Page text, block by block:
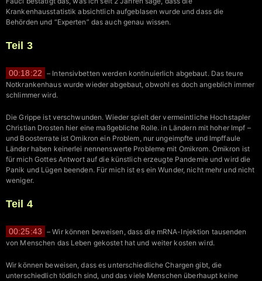
Krankenhausstatistik absichtlich aufgeblasen wurde und dass die
Behörden und “Experten” das auch genau wissen.
Teil 3
00:18:22 – Intensivbetten werden kontinuierlich abgebaut. Das teure
Notkrankenhaus wurde wieder abgebaut, obwohl es doch angeblich immer
schlimmer wird.
Die Grippe ist verschwunden. Wieder spielt der vermeintliche Hochstapler
Christian Drosten hier eine maßgebliche Rolle. in Ländern mit hoher Impf –
und Boosterrate ist Omikron ein Problem, nur ungeimpfte und Impffaule
Länder haben keinerlei nennenswerte Probleme mit Omikrom. Omikron ist
für mich Gottes Antwort auf die künstlich erzeugte Pandemie und wird die
Panik und Lügen beenden. Für mich ist es ein Wunder, nicht mehr und nicht
weniger.
Teil 4
00:25:43 – Wir können beweisen, dass die mRNA-Injektion tausenden
von Menschen das Leben gekostet hat und weiter kosten wird.
Wir können beweisen, dass es unterschiedliche Chargen gibt, die
unterschiedlich tödlich sind, und das viele Menschen überhaupt keine